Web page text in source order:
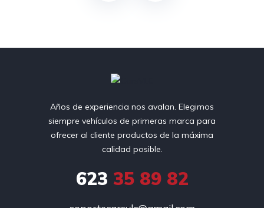
Años de experiencia nos avalan. Elegimos
siempre vehículos de primeras marca para
ofrecer al cliente productos de la máxima
calidad posible.
623 35 89 82